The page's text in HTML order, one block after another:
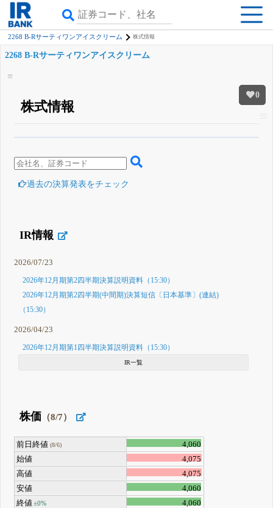
2268 B-Rサーティワンアイスクリーム 株式情報
0
2268 B-Rサーティワンアイスクリーム
株式情報
詳しく見られる無料でβ版をはじめる
登録すると永久30%OFFと米株版の先行利用も付きます
過去の決算発表をチェック
IR情報
2026/07/23
2026年12月期第2四半期決算説明資料（15:30）
2026年12月期第2四半期(中間期)決算短信〔日本基準〕(連結)
（15:30）
2026/04/23
2026年12月期第1四半期決算説明資料（15:30）
IR一覧
株価 （8/7）
前日終値 (8/6)
4,060
始値
4,075
高値
4,075
安値
4,060
終値±0%
4,060